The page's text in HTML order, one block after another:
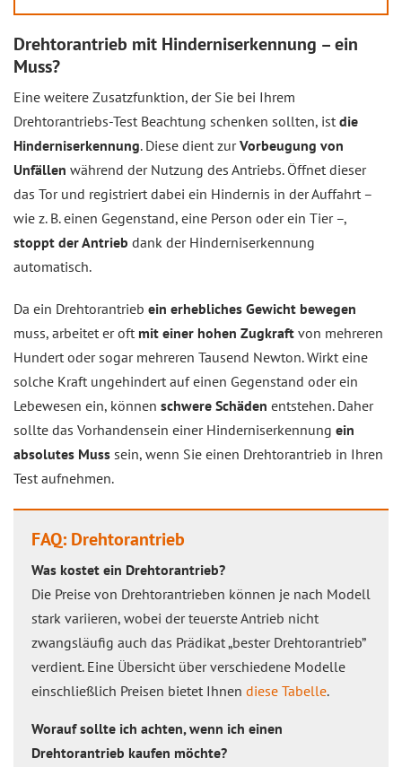
Drehtorantrieb mit Hinderniserkennung – ein
Muss?
Eine weitere Zusatzfunktion, der Sie bei Ihrem
Drehtorantriebs-Test Beachtung schenken sollten, ist die
Hinderniserkennung. Diese dient zurVorbeugung von
Unfällen während der Nutzung des Antriebs. Öffnet dieser
das Tor und registriert dabei ein Hindernis in der Auffahrt –
wie z. B. einen Gegenstand, eine Person oder ein Tier –,
stoppt der Antrieb dank der Hinderniserkennung
automatisch.
Da ein Drehtorantrieb ein erhebliches Gewicht bewegen
muss, arbeitet er oft mit einer hohen Zugkraft von mehreren
Hundert oder sogar mehreren Tausend Newton. Wirkt eine
solche Kraft ungehindert auf einen Gegenstand oder ein
Lebewesen ein, können schwere Schäden entstehen. Daher
sollte das Vorhandensein einer Hinderniserkennung ein
absolutes Muss sein, wenn Sie einen Drehtorantrieb in Ihren
Test aufnehmen.
FAQ: Drehtorantrieb
Was kostet ein Drehtorantrieb?
Die Preise von Drehtorantrieben können je nach Modell
stark variieren, wobei der teuerste Antrieb nicht
zwangsläufig auch das Prädikat „bester Drehtorantrieb”
verdient. Eine Übersicht über verschiedene Modelle
einschließlich Preisen bietet Ihnen diese Tabelle.
Worauf sollte ich achten, wenn ich einen
Drehtorantrieb kaufen möchte?